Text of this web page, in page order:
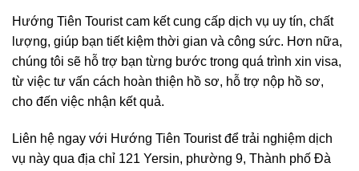
Hướng Tiên Tourist cam kết cung cấp dịch vụ uy tín, chất
lượng, giúp bạn tiết kiệm thời gian và công sức. Hơn nữa,
chúng tôi sẽ hỗ trợ bạn từng bước trong quá trình xin visa,
từ việc tư vấn cách hoàn thiện hồ sơ, hỗ trợ nộp hồ sơ,
cho đến việc nhận kết quả.
Liên hệ ngay với Hướng Tiên Tourist để trải nghiệm dịch
vụ này qua địa chỉ 121 Yersin, phường 9, Thành phố Đà